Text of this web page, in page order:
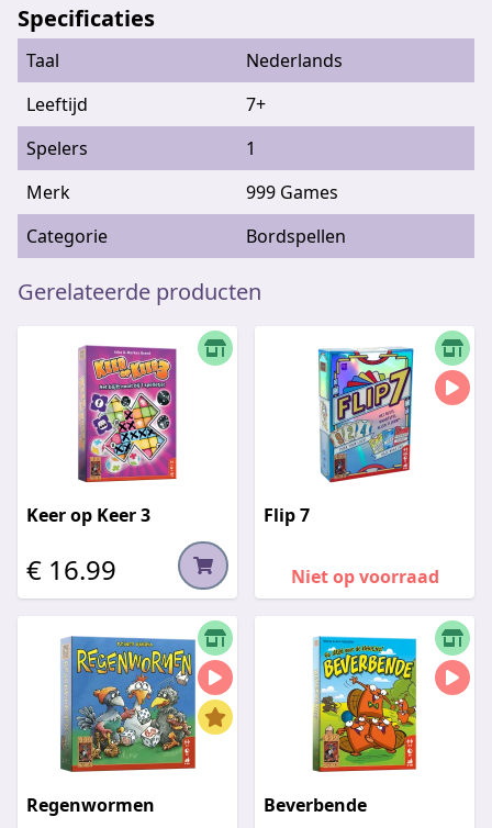
Specificaties
Taal
Nederlands
Leeftijd
7+
Spelers
1
Merk
999 Games
Categorie
Bordspellen
Gerelateerde producten
Keer op Keer 3
€ 16.99
Flip 7
Niet op voorraad
Regenwormen Beverbende